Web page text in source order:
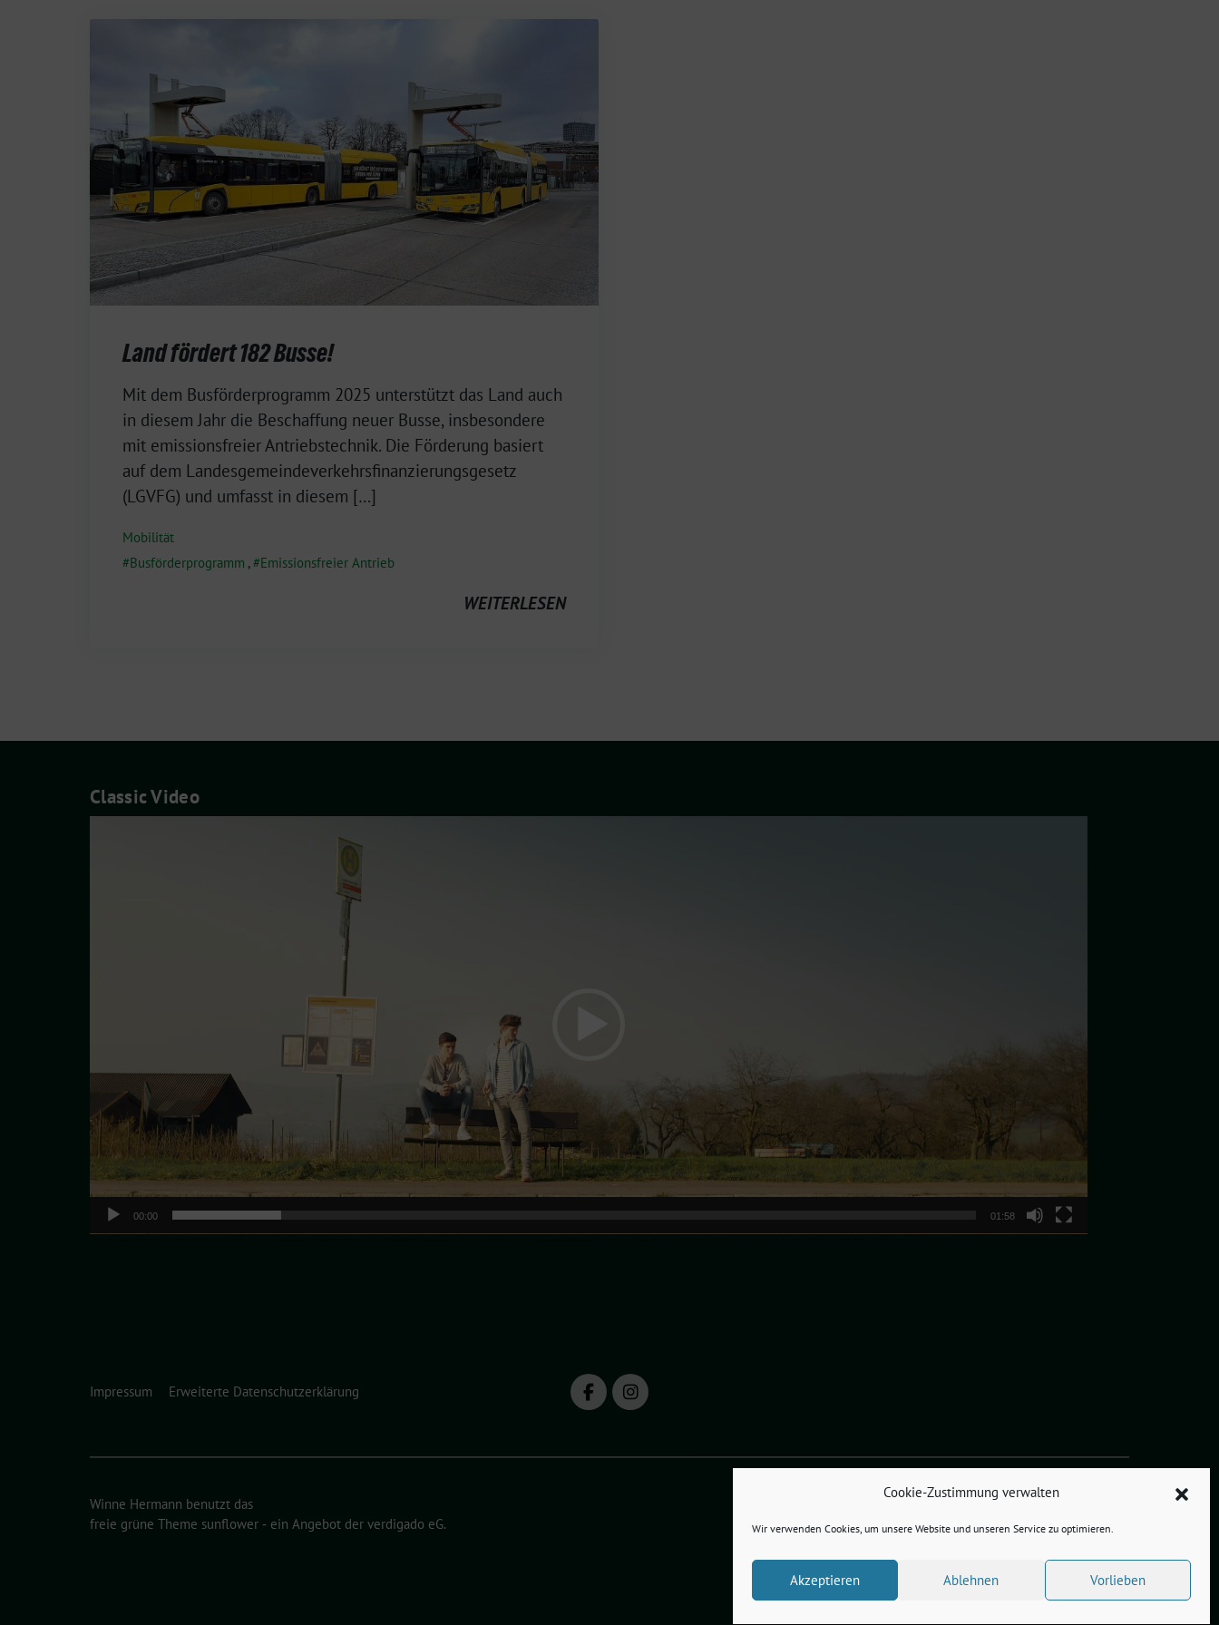
Cookie-Zustimmung verwalten
Wir verwenden Cookies, um unsere Website und unseren Service zu optimieren.
Akzeptieren Ablehnen Vorlieben
Land fördert 182 Busse!
4.
März
2025
Mit dem Busförderprogramm 2025 unterstützt das Land auch
in diesem Jahr die Beschaffung neuer Busse, insbesondere
mit emissionsfreier Antriebstechnik. Die Förderung basiert
auf dem Landesgemeindeverkehrsfinanzierungsgesetz
(LGVFG) und umfasst in diesem […]
Mobilität
Busförderprogramm , Emissionsfreier Antrieb
WEITERLESEN
Classic Video
00:00 01:58
Impressum Erweiterte Datenschutzerklärung
Winne Hermann benutzt das
freie grüne Theme sunflower ‐ ein Angebot der verdigado eG.